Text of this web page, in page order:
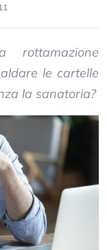
rottamazione
le cartelle
la sanatoria?